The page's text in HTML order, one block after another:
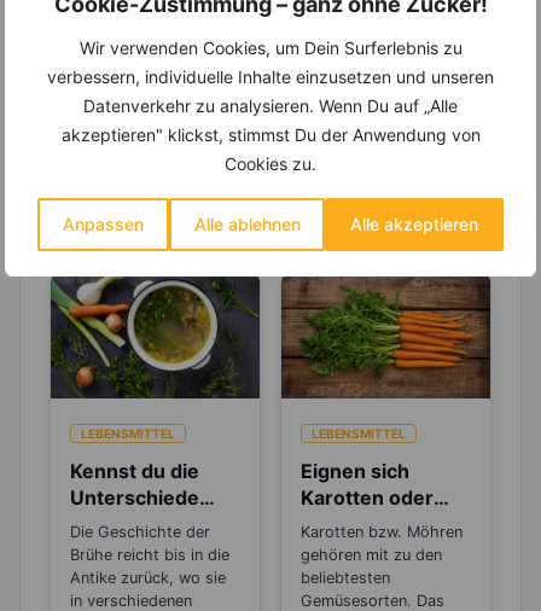
Wir verwenden Cookies, um Dein Surferlebnis zu
verbessern, individuelle Inhalte einzusetzen und unseren
Datenverkehr zu analysieren. Wenn Du auf „Alle
akzeptieren" klickst, stimmst Du der Anwendung von
Cookies zu.
Anpassen Alle ablehnen Alle akzeptieren
Entdecke dieinvikoo-Mitgliedschaft und erhalte
um Deine Ernährung optimal zu gestalten.
Erfahre mehr über die Zutaten
dieses Rezepts
LEBENSMITTEL
Kennst du die
Unterschiede
zwischen Brühe,
Fond und
Bouillon?
Die Geschichte der
Brühe reicht bis in die
Antike zurück, wo sie
in verschiedenen
LEBENSMITTEL
Eignen sich
Karotten oder
Möhren zum
Abnehmen?
Karotten bzw. Möhren
gehören mit zu den
beliebtesten
Gemüsesorten. Das